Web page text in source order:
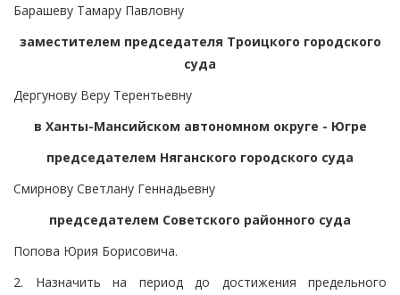
Барашеву Тамару Павловну
заместителем председателя Троицкого городского
суда
Дергунову Веру Терентьевну
в Ханты-Мансийском автономном округе - Югре
председателем Няганского городского суда
Смирнову Светлану Геннадьевну
председателем Советского районного суда
Попова Юрия Борисовича.
2. Назначить на период до достижения предельного